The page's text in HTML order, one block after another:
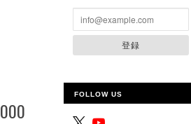
登録
FOLLOW US